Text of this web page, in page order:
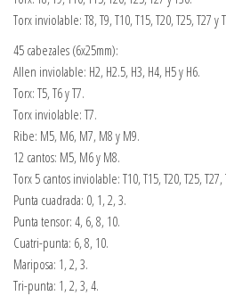
Torx inviolable: T8, T9, T10, T15, T20, T25, T27 y
45 cabezales (6x25mm):
Allen inviolable: H2, H2.5, H3, H4, H5 y H6.
Torx: T5, T6 y T7.
Torx inviolable: T7.
Ribe: M5, M6, M7, M8 y M9.
12 cantos: M5, M6 y M8.
Torx 5 cantos inviolable: T10, T15, T20, T25, T27,
Punta cuadrada: 0, 1, 2, 3.
Punta tensor: 4, 6, 8, 10.
Cuatri-punta: 6, 8, 10.
Mariposa: 1, 2, 3.
Tri-punta: 1, 2, 3, 4.